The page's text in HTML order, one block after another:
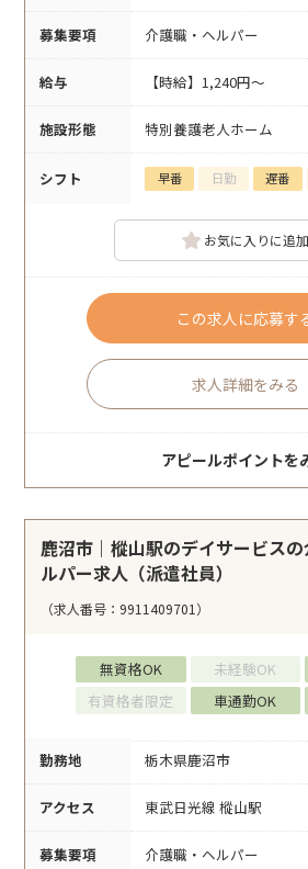
募集要項 介護職・ヘルパー
給与 【時給】1,240円～
施設形態 特別養護老人ホーム
シフト 早番 日勤 遅番
お気に入りに追加
この求人に応募す
求人詳細をみる
アピールポイントを
鹿沼市｜樅山駅のデイサービス
ルパー求人（派遣社員）
（求人番号：9911409701）
無資格OK 未経験OK
有資格者限定
車通勤OK
勤務地 栃木県鹿沼市
アクセス 東武日光線 樅山駅
募集要項 介護職・ヘルパー